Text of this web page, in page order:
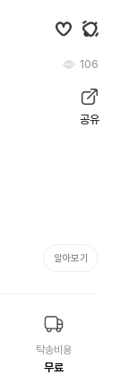
106
공유
알아보기
탁송비용
무료